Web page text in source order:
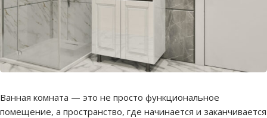
Ванная комната — это не просто функциональное
помещение, а пространство, где начинается и заканчивается